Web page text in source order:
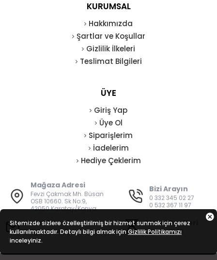
KURUMSAL
Hakkımızda
Şartlar ve Koşullar
Gizlilik İlkeleri
Teslimat Bilgileri
ÜYE
Giriş Yap
Üye Ol
Siparişlerim
İadelerim
Hediye Çeklerim
Mağaza Adresi
Fevzi Çakmak Mh. Büsan
OSB 10660. Sk No:9,
42050 Karatay/Konya
Bizi Arayın
0 332 345 02 27
0 532 367 11 97
E-Posta
bilgi@vatanisguvenligi.com
Mesai Saatleri
08:00 - 19:00
Sitemizde sizlere özelleştirilmiş bir hizmet sunmak için çerez
kullanılmaktadır. Detaylı bilgi almak için Gizlilik Politikamızı
inceleyiniz.